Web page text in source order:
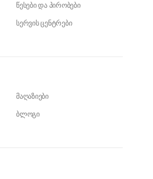
მაღაზიები
ბლოგი
წესები და პირობები
სერვის ცენტრები